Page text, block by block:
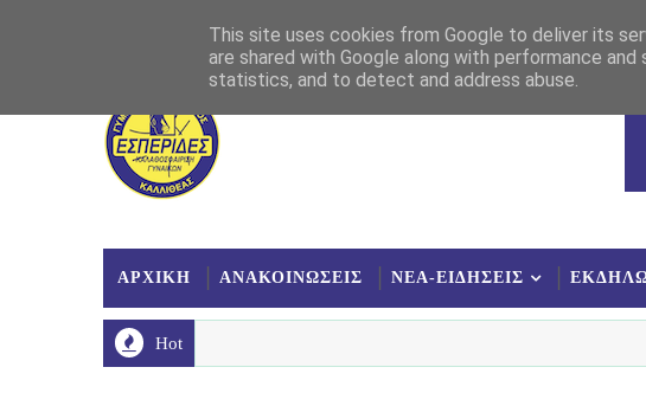
ΑΡΧΙΚΗ ΑΝΑΚΟΙΝΩΣΕΙΣ ΝΕΑ-ΕΙΔΗΣΕΙΣ
Hot
This site uses cookies from Google to deliver its
are shared with Google along with performance
statistics, and to detect and address abuse.